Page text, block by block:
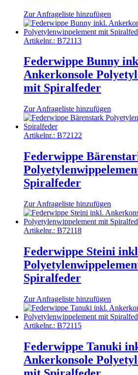
Zur Anfrageliste hinzufügen
Artikelnr.: B72113
Federwippe Bunny
Ankerkonsole
mit Spiralfeder
Zur Anfrageliste hinzufügen
Artikelnr.: B72122
Federwippe
Spiralfeder
Zur Anfrageliste hinzufügen
Artikelnr.: B72118
Federwippe Steini
Spiralfeder
Zur Anfrageliste hinzufügen
Artikelnr.: B72115
Federwippe Tanuki
Ankerkonsole